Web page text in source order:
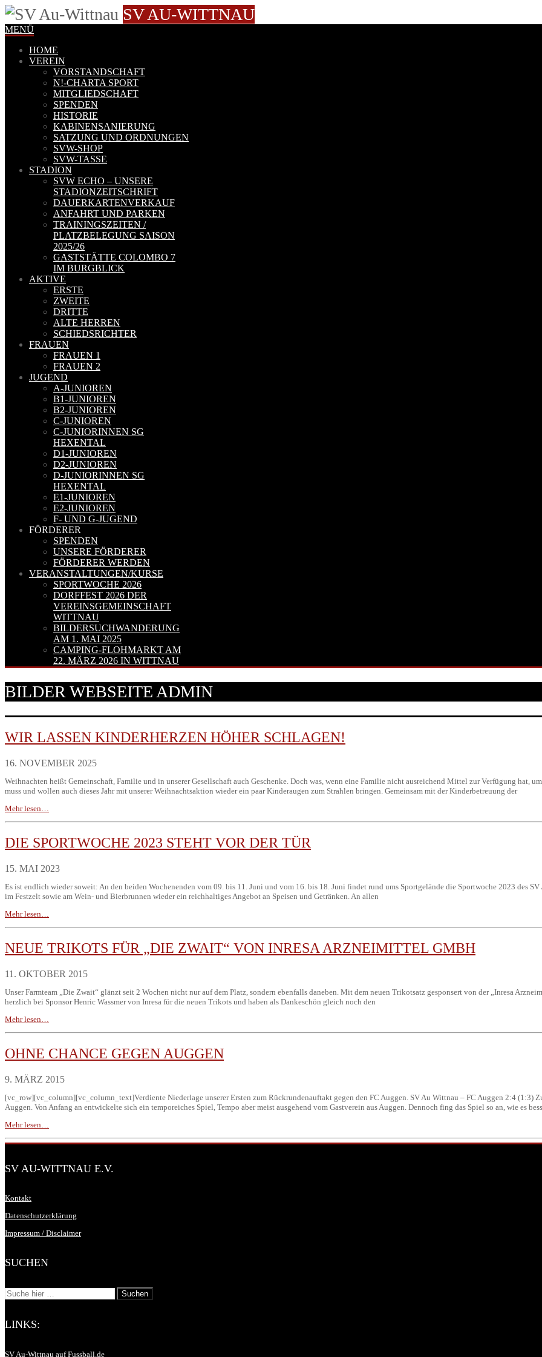
SV AU-WITTNAU
MENÜ
HOME
VEREIN
VORSTANDSCHAFT
N!-CHARTA SPORT
MITGLIEDSCHAFT
SPENDEN
HISTORIE
KABINENSANIERUNG
SATZUNG UND ORDNUNGEN
SVW-SHOP
SVW-TASSE
STADION
SVW ECHO – UNSERE
STADIONZEITSCHRIFT
DAUERKARTENVERKAUF
ANFAHRT UND PARKEN
TRAININGSZEITEN /
PLATZBELEGUNG SAISON
2025/26
GASTSTÄTTE COLOMBO 7
IM BURGBLICK
AKTIVE
ERSTE
ZWEITE
DRITTE
ALTE HERREN
SCHIEDSRICHTER
FRAUEN
FRAUEN 1
FRAUEN 2
JUGEND
A-JUNIOREN
B1-JUNIOREN
B2-JUNIOREN
C-JUNIOREN
C-JUNIORINNEN SG
HEXENTAL
D1-JUNIOREN
D2-JUNIOREN
D-JUNIORINNEN SG
HEXENTAL
E1-JUNIOREN
E2-JUNIOREN
F- UND G-JUGEND
FÖRDERER
SPENDEN
UNSERE FÖRDERER
FÖRDERER WERDEN
VERANSTALTUNGEN/KURSE
SPORTWOCHE 2026
DORFFEST 2026 DER
VEREINSGEMEINSCHAFT
WITTNAU
BILDERSUCHWANDERUNG
AM 1. MAI 2025
CAMPING-FLOHMARKT AM
22. MÄRZ 2026 IN WITTNAU
BILDER WEBSEITE ADMIN
WIR LASSEN KINDERHERZEN HÖHER SCHLAGEN!
16. NOVEMBER 2025
Weihnachten heißt Gemeinschaft, Familie und in unserer Gesellschaft auch Geschenke. Doch was, wenn eine Familie nicht ausreichend Mittel zur Verfügung hat,
muss und wollen auch dieses Jahr mit unserer Weihnachtsaktion wieder ein paar Kinderaugen zum Strahlen bringen. Gemeinsam mit der Kinderbetreuung der
Mehr lesen…
DIE SPORTWOCHE 2023 STEHT VOR DER TÜR
15. MAI 2023
Es ist endlich wieder soweit: An den beiden Wochenenden vom 09. bis 11. Juni und vom 16. bis 18. Juni findet rund ums Sportgelände die Sportwoche 2023 des
im Festzelt sowie am Wein- und Bierbrunnen wieder ein reichhaltiges Angebot an Speisen und Getränken. An allen
Mehr lesen…
NEUE TRIKOTS FÜR „DIE ZWAIT“ VON INRESA ARZNEIMITTEL GMBH
11. OKTOBER 2015
Unser Farmteam „Die Zwait“ glänzt seit 2 Wochen nicht nur auf dem Platz, sondern ebenfalls daneben. Mit dem neuen Trikotsatz gesponsert von der „Inresa
herzlich bei Sponsor Henric Wassmer von Inresa für die neuen Trikots und haben als Dankeschön gleich noch den
Mehr lesen…
OHNE CHANCE GEGEN AUGGEN
9. MÄRZ 2015
[vc_row][vc_column][vc_column_text]Verdiente Niederlage unserer Ersten zum Rückrundenauftakt gegen den FC Auggen. SV Au Wittnau – FC Auggen 2:4 (1:3)
Auggen. Von Anfang an entwickelte sich ein temporeiches Spiel, Tempo aber meist ausgehend vom Gastverein aus Auggen. Dennoch fing das Spiel so an, wie es
Mehr lesen…
SV AU-WITTNAU E.V.
Kontakt
Datenschutzerklärung
Impressum / Disclaimer
SUCHEN
LINKS:
SV Au-Wittnau auf Fussball.de